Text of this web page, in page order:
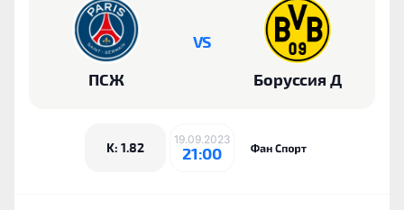
‎ПСЖ
VS
Боруссия Д
K: 1.82
19.09.2023
21:00